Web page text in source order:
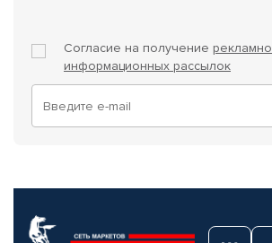
Согласие на получение
информационных рассылок